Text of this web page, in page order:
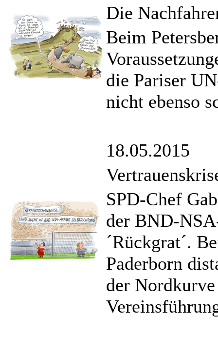
Die
Beim
die Pariser
nicht ebenso
18.05.2015
SPD-Chef
der BND-
´Rückgrat´.
Paderborn
der